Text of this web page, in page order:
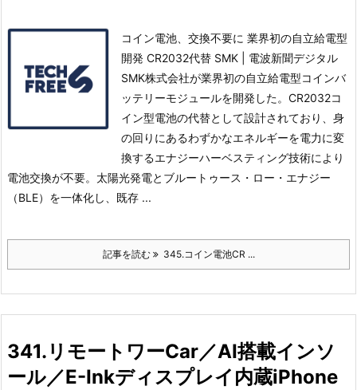
コイン電池、交換不要に 業界初の自立給電型
開発 CR2032代替 SMK | 電波新聞デジタル
SMK株式会社が業界初の自立給電型コインバ
ッテリーモジュールを開発した。 CR2032コ
イン型電池の代替として設計されており、身
の回りにあるわずかなエネルギーを電力に変
換するエナジーハーベスティング技術により
電池交換が不要。 太陽光発電とブルートゥース・ロー・エナジー
（BLE）を一体化し、既存 ...
記事を読む 345.コイン電池CR ...
341.リモートワーCar／AI搭載インソ
ール／E-Inkディスプレイ内蔵iPhone